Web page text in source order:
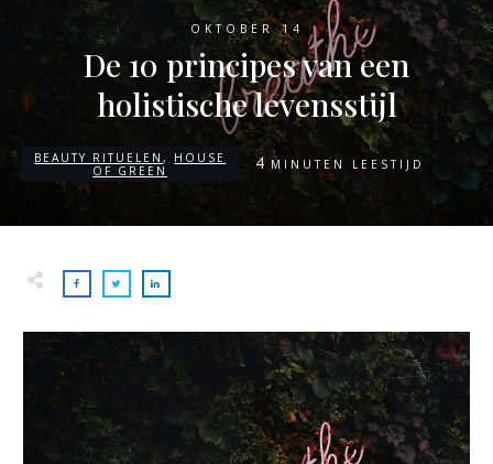
OKTOBER 14
De 10 principes van een
holistische levensstijl
BEAUTY RITUELEN, HOUSE
OF GREEN
4 MINUTEN LEESTIJD